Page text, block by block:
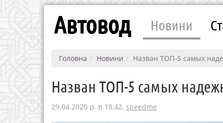
Автовод Новини
Головна Новини Назван ТОП-5 самых
Назван ТОП-5 самых
29.04.2020 р. в 18:42, speedme